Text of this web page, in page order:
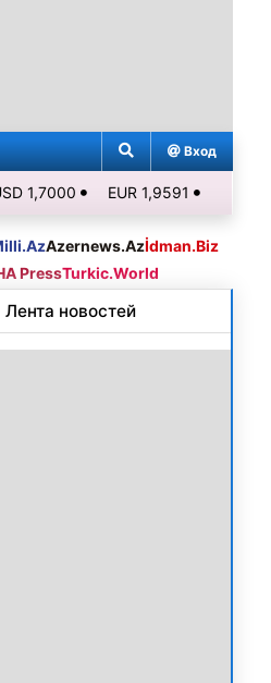
Вход
1,7000 EUR 1,9591
Azernews.Azİdman.Biz
PressTurkic.World
Лента новостей